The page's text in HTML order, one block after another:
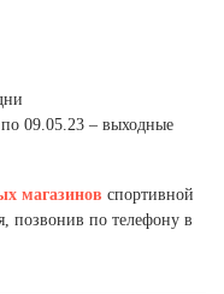
09.05.23 – выходные
магазинов спортивной
позвонив по телефону в